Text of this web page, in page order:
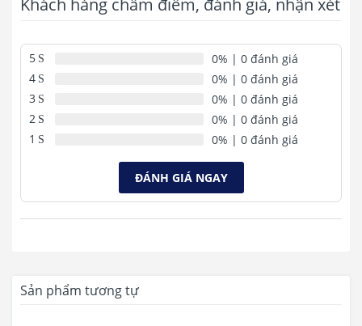
Khách hàng chấm điểm, đánh giá, nhận xét
5 0% | 0 đánh giá
4
0% | 0 đánh giá
3
0% | 0 đánh giá
2
0% | 0 đánh giá
1
0% | 0 đánh giá
ĐÁNH GIÁ NGAY
Sản phẩm tương tự